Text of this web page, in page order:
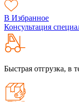
В Избранное
Консультация
Быстрая отгрузка, в